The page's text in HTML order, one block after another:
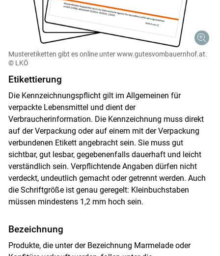
Musteretiketten gibt es online unter www.gutesvombauernhof.at.
© LKÖ
Etikettierung
Die Kennzeichnungspflicht gilt im Allgemeinen für
verpackte Lebensmittel und dient der
Verbraucherinformation. Die Kennzeichnung muss direkt
auf der Verpackung oder auf einem mit der Verpackung
verbundenen Etikett angebracht sein. Sie muss gut
sichtbar, gut lesbar, gegebenenfalls dauerhaft und leicht
verständlich sein. Verpflichtende Angaben dürfen nicht
verdeckt, undeutlich gemacht oder getrennt werden. Auch
die Schriftgröße ist genau geregelt: Kleinbuchstaben
müssen mindestens 1,2 mm hoch sein.
Bezeichnung
Produkte, die unter der Bezeichnung Marmelade oder